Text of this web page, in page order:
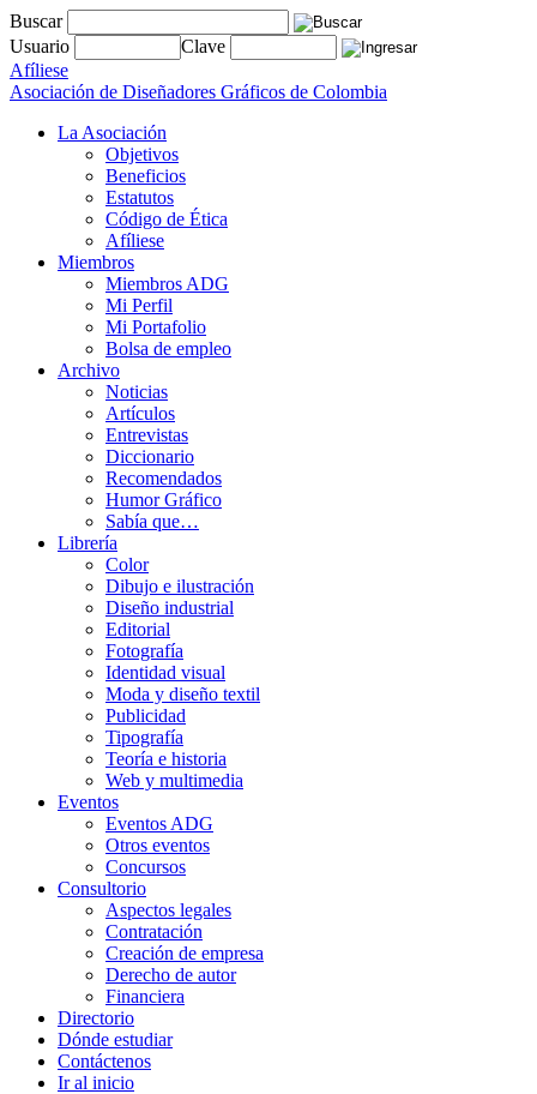
Buscar
Usuario
Clave
Afíliese
Asociación de Diseñadores Gráficos de Colombia
La Asociación
Objetivos
Beneficios
Estatutos
Código de Ética
Afíliese
Miembros
Miembros ADG
Mi Perfil
Mi Portafolio
Bolsa de empleo
Archivo
Noticias
Artículos
Entrevistas
Diccionario
Recomendados
Humor Gráfico
Sabía que…
Librería
Color
Dibujo e ilustración
Diseño industrial
Editorial
Fotografía
Identidad visual
Moda y diseño textil
Publicidad
Tipografía
Teoría e historia
Web y multimedia
Eventos
Eventos ADG
Otros eventos
Concursos
Consultorio
Aspectos legales
Contratación
Creación de empresa
Derecho de autor
Financiera
Directorio
Dónde estudiar
Contáctenos
Ir al inicio